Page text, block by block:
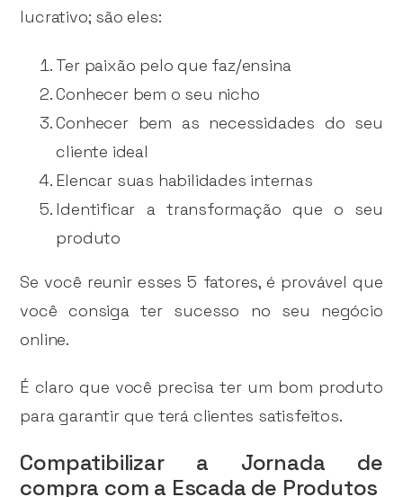
lucrativo; são eles:
Ter paixão pelo que faz/ensina
Conhecer bem o seu nicho
Conhecer bem as necessidades do seu
cliente ideal
Elencar suas habilidades internas
Identificar a transformação que o seu
produto
Se você reunir esses 5 fatores, é provável que
você consiga ter sucesso no seu negócio
online.
É claro que você precisa ter um bom produto
para garantir que terá clientes satisfeitos.
Compatibilizar a Jornada de
compra com a Escada de Produtos